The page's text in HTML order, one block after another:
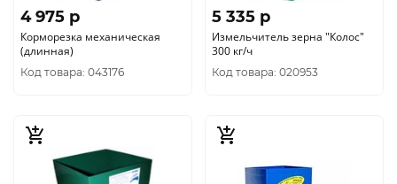
4 975 p
Корморезка механическая
(длинная)
Код товара: 043176
5 335 p
Измельчитель зерна "Колос"
300 кг/ч
Код товара: 020953